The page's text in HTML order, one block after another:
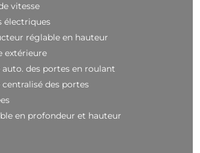
vitesse
électriques
réglable en hauteur
extérieure
des portes en roulant
des portes
en profondeur et hauteur